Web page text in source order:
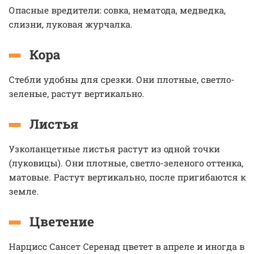
Опасные вредители: совка, нематода, медведка,
слизни, луковая журчалка.
Кора
Стебли удобны для срезки. Они плотные, светло-
зеленые, растут вертикально.
Листья
Узколанцетные листья растут из одной точки
(луковицы). Они плотные, светло-зеленого оттенка,
матовые. Растут вертикально, после пригибаются к
земле.
Цветение
Нарцисс Сансет Серенад цветет в апреле и иногда в